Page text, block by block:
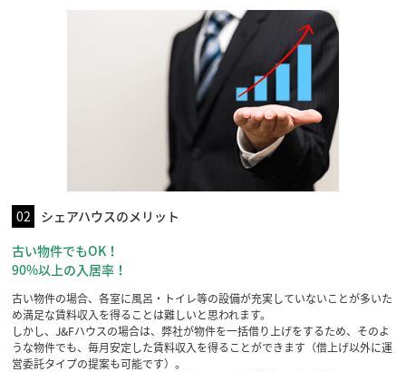
02
シェアハウスのメリット
古い物件でもOK！
90%以上の入居率！
古い物件の場合、各室に風呂・トイレ等の設備が充実していないことが多いた
め満足な賃料収入を得ることは難しいと思われます。
しかし、J&Fハウスの場合は、弊社が物件を一括借り上げをするため、そのよ
うな物件でも、毎月安定した賃料収入を得ることができます（借上げ以外に運
営委託タイプの提案も可能です）。